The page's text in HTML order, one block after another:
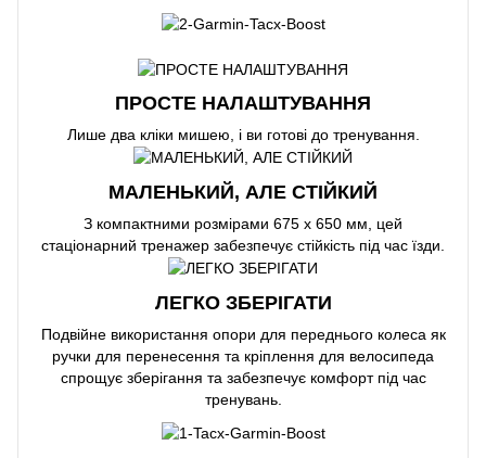
ПРОСТЕ НАЛАШТУВАННЯ
Лише два кліки мишею, і ви готові до тренування.
МАЛЕНЬКИЙ, АЛЕ СТІЙКИЙ
З компактними розмірами 675 x 650 мм, цей
стаціонарний тренажер забезпечує стійкість під час їзди.
ЛЕГКО ЗБЕРІГАТИ
Подвійне використання опори для переднього колеса як
ручки для перенесення та кріплення для велосипеда
спрощує зберігання та забезпечує комфорт під час
тренувань.